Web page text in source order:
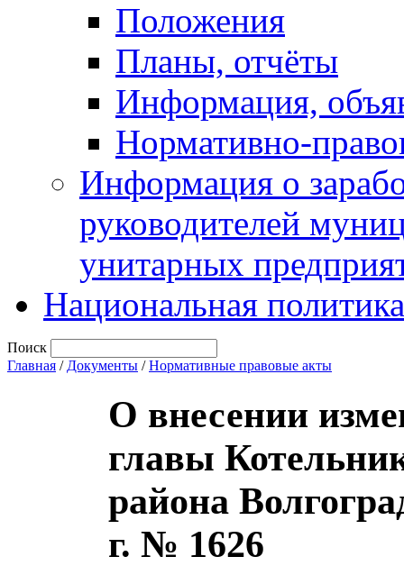
Положения
Планы, отчёты
Информация,
Нормативно-
Информация о
руководителей
унитарных
Национальная политика
Поиск
Главная / Документы /Нормативные правовые акты
О внесении
главы
района
г. № 1626